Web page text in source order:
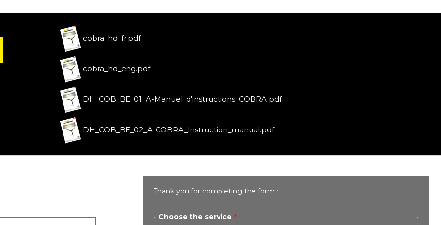
cobra_hd_fr.pdf
cobra_hd_eng.pdf
DH_COB_BE_01_A-Manuel_d'instructions_COBRA.pdf
DH_COB_BE_02_A-COBRA_Instruction_manual.pdf
Thank you for completing the form :
Choose the service